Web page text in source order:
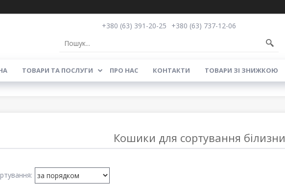
+380 (63) 391-20-25
+380 (63) 737-12-06
ТОВАРИ ТА ПОСЛУГИ ПРО НАС КОНТАКТИ ТОВАРИ ЗІ ЗНИЖКОЮ
Кошики для сортування білизни